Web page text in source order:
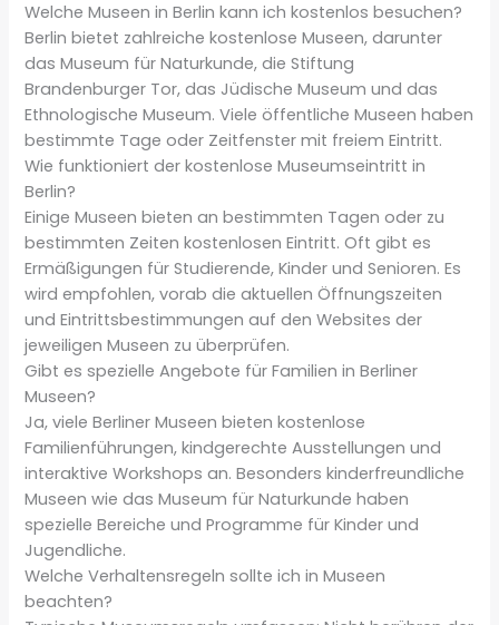
Welche Museen in Berlin kann ich kostenlos besuchen?
Berlin bietet zahlreiche kostenlose Museen, darunter
das Museum für Naturkunde, die Stiftung
Brandenburger Tor, das Jüdische Museum und das
Ethnologische Museum. Viele öffentliche Museen haben
bestimmte Tage oder Zeitfenster mit freiem Eintritt.
Wie funktioniert der kostenlose Museumseintritt in
Berlin?
Einige Museen bieten an bestimmten Tagen oder zu
bestimmten Zeiten kostenlosen Eintritt. Oft gibt es
Ermäßigungen für Studierende, Kinder und Senioren. Es
wird empfohlen, vorab die aktuellen Öffnungszeiten
und Eintrittsbestimmungen auf den Websites der
jeweiligen Museen zu überprüfen.
Gibt es spezielle Angebote für Familien in Berliner
Museen?
Ja, viele Berliner Museen bieten kostenlose
Familienführungen, kindgerechte Ausstellungen und
interaktive Workshops an. Besonders kinderfreundliche
Museen wie das Museum für Naturkunde haben
spezielle Bereiche und Programme für Kinder und
Jugendliche.
Welche Verhaltensregeln sollte ich in Museen
beachten?